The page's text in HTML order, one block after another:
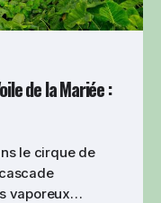
de la Mariée :
le cirque de
vaporeux…